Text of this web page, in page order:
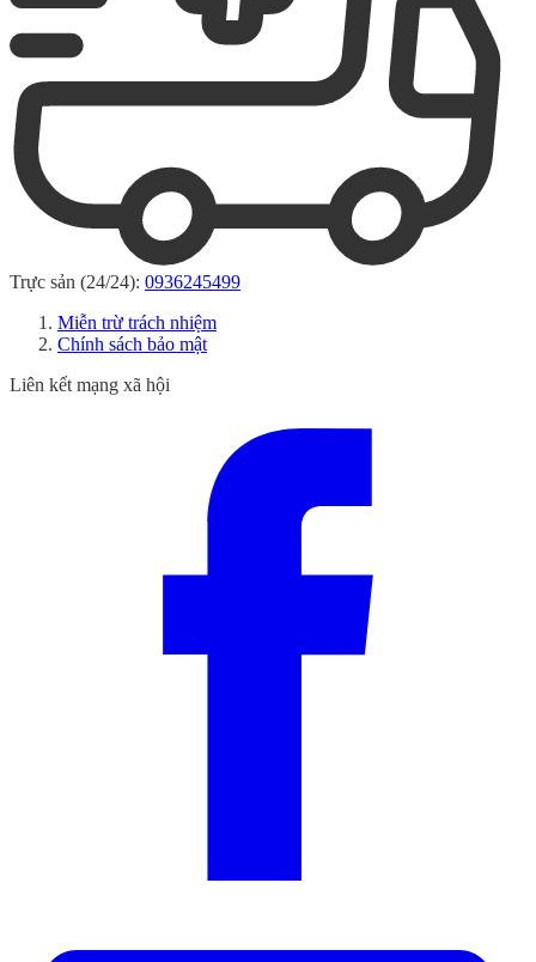
Trực sản (24/24): 0936245499
Miễn trừ trách nhiệm
Chính sách bảo mật
Liên kết mạng xã hội